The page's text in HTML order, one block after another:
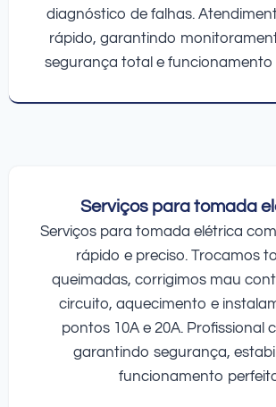
diagnóstico de falhas.
rápido, garantindo
segurança total e funcionamento
Serviços para tomada
Serviços para tomada elétrica
rápido e preciso. Trocamos
queimadas, corrigimos mau
circuito, aquecimento e
pontos 10A e 20A. Profissional
garantindo segurança,
funcionamento